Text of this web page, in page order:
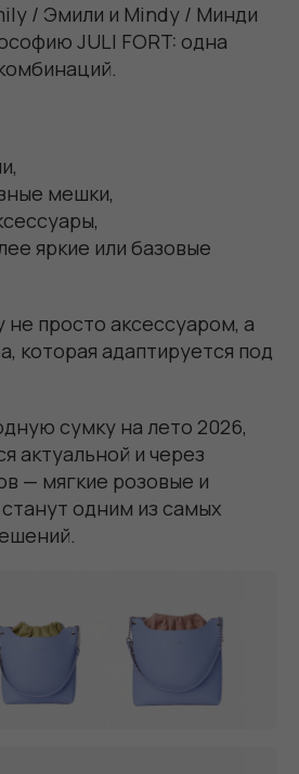
/ Эмили и Mindy / Минди
JULI FORT: одна
мешки,
яркие или базовые
не просто аксессуаром, а
которая адаптируется под
сумку на лето 2026,
актуальной и через
— мягкие розовые и
одним из самых